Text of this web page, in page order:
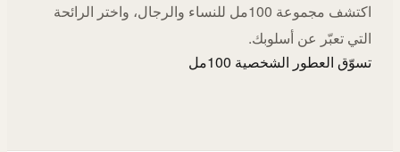
اكتشف مجموعة 100مل للنساء والرجال، واختر الرائحة
التي تعبّر عن أسلوبك.
تسوّق العطور الشخصية 100مل